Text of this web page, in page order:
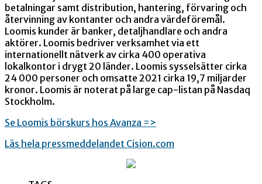
betalningar samt distribution, hantering, förvaring och
återvinning av kontanter och andra värdeföremål.
Loomis kunder är banker, detaljhandlare och andra
aktörer. Loomis bedriver verksamhet via ett
internationellt nätverk av cirka 400 operativa
lokalkontor i drygt 20 länder. Loomis sysselsätter cirka
24 000 personer och omsatte 2021 cirka 19,7 miljarder
kronor. Loomis är noterat på large cap-listan på Nasdaq
Stockholm.
Se Loomis börskurs hos Avanza =>
Läs hela pressmeddelandet Cision.com